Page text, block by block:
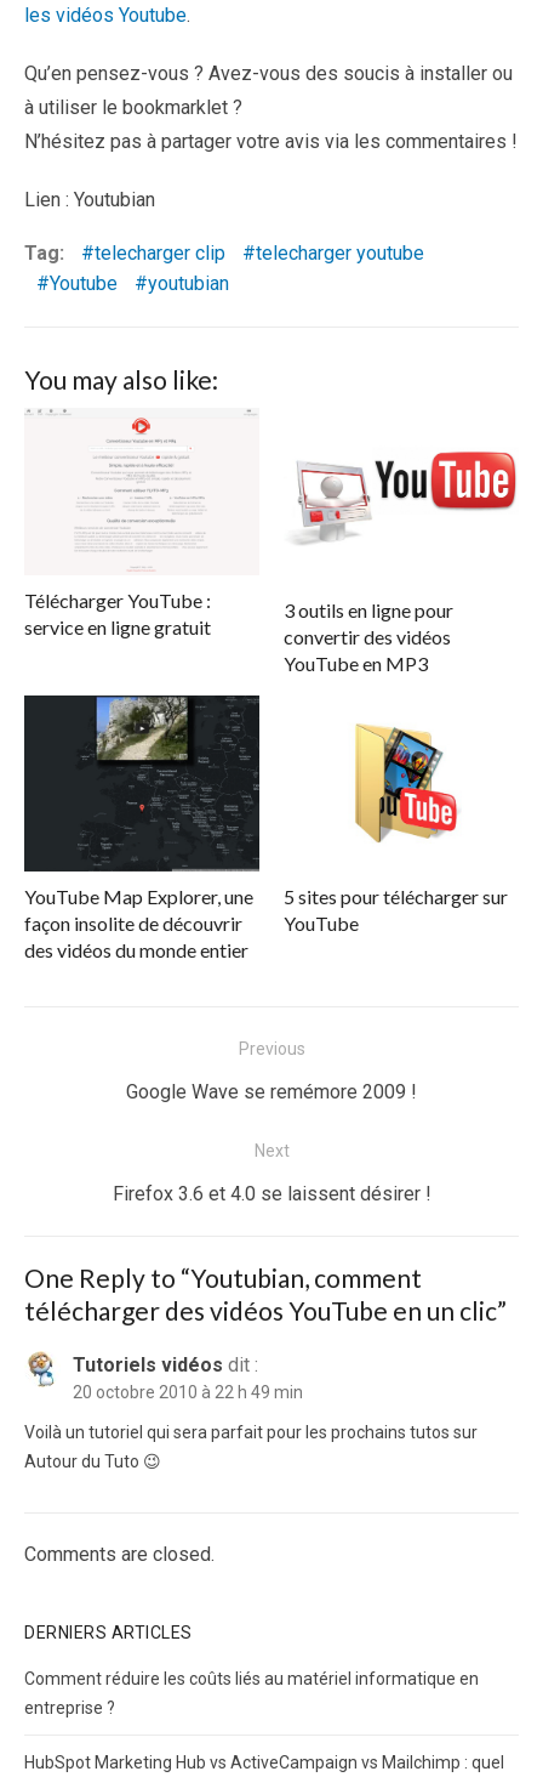
les vidéos Youtube.
Qu’en pensez-vous ? Avez-vous des soucis à installer ou
à utiliser le bookmarklet ?
N’hésitez pas à partager votre avis via les commentaires !
Lien : Youtubian
Tag: telecharger clip
telecharger youtube
Youtube
youtubian
You may also like:
Télécharger YouTube :
service en ligne gratuit
3 outils en ligne pour
convertir des vidéos
YouTube en MP3
YouTube Map Explorer, une
façon insolite de découvrir
des vidéos du monde entier
5 sites pour télécharger sur
YouTube
Previous
Previous
Google Wave se remémore 2009 !
Next
Next
Firefox 3.6 et 4.0 se laissent désirer !
One Reply to “Youtubian, comment
télécharger des vidéos YouTube en un clic”
Tutoriels vidéos dit :
20 octobre 2010 à 22 h 49 min
Voilà un tutoriel qui sera parfait pour les prochains tutos sur
Autour du Tuto 😉
Comments are closed.
DERNIERS ARTICLES
Comment réduire les coûts liés au matériel informatique en
entreprise ?
HubSpot Marketing Hub vs ActiveCampaign vs Mailchimp : quel